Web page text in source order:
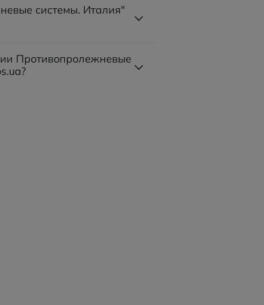
системы. Италия"
Противопролежневые